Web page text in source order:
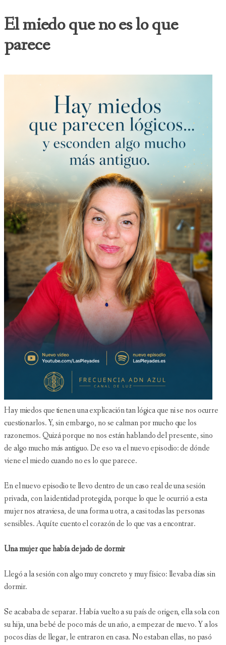
El miedo que no es lo que
parece
Hay miedos que tienen una explicación tan lógica que ni se nos ocurre
cuestionarlos. Y, sin embargo, no se calman por mucho que los
razonemos. Quizá porque no nos están hablando del presente, sino
de algo mucho más antiguo. De eso va el nuevo episodio: de dónde
viene el miedo cuando no es lo que parece.
En el nuevo episodio te llevo dentro de un caso real de una sesión
privada, con la identidad protegida, porque lo que le ocurrió a esta
mujer nos atraviesa, de una forma u otra, a casi todas las personas
sensibles. Aquí te cuento el corazón de lo que vas a encontrar.
Una mujer que había dejado de dormir
Llegó a la sesión con algo muy concreto y muy físico: llevaba días sin
dormir.
Se acababa de separar. Había vuelto a su país de origen, ella sola con
su hija, una bebé de poco más de un año, a empezar de nuevo. Y a los
pocos días de llegar, le entraron en casa. No estaban ellas, no pasó